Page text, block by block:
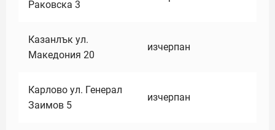
Раковска 3
Казанлък ул.
Македония 20
изчерпан
Карлово ул. Генерал
Заимов 5
изчерпан